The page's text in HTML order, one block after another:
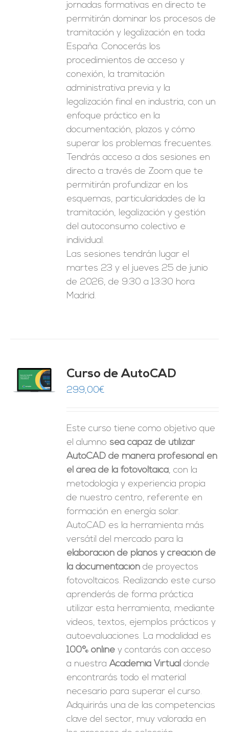
246,00€.149,00€.
jornadas formativas en directo te
permitirán dominar los procesos de
tramitación y legalización en toda
España. Conocerás los
procedimientos de acceso y
conexión, la tramitación
administrativa previa y la
legalización final en industria, con un
enfoque práctico en la
documentación, plazos y cómo
superar los problemas frecuentes.
Tendrás acceso a dos sesiones en
directo a través de Zoom que te
permitirán profundizar en los
esquemas, particularidades de la
tramitación, legalización y gestión
del autoconsumo colectivo e
individual.
Las sesiones tendrán lugar el
martes 23 y el jueves 25 de junio
de 2026, de 9:30 a 13:30 hora
Madrid.
Curso de AutoCAD
299,00€
Este curso tiene como objetivo que
el alumno sea capaz de utilizar
AutoCAD de manera profesional en
el área de la fotovoltaica, con la
metodología y experiencia propia
de nuestro centro, referente en
formación en energía solar.
AutoCAD es la herramienta más
versátil del mercado para la
elaboración de planos y creación de
la documentación de proyectos
fotovoltaicos. Realizando este curso
aprenderás de forma práctica
utilizar esta herramienta, mediante
videos, textos, ejemplos prácticos y
autoevaluaciones. La modalidad es
100% online y contarás con acceso
a nuestraAcademia Virtual donde
encontrarás todo el material
necesario para superar el curso.
Adquirirás una de las competencias
clave del sector, muy valorada en